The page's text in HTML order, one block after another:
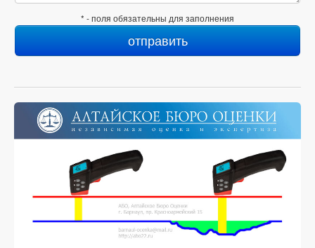
* - поля обязательны для заполнения